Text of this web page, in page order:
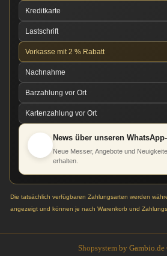
Kreditkarte
Lastschrift
Vorkasse mit 2 % Rabatt
Nachnahme
Barzahlung vor Ort
Kartenzahlung vor Ort
News über unseren
Neue Messer, Angebote und
erhalten.
Die tatsächlich verfügbaren Zahlungsarten werden
angezeigt und können je nach Warenkorb und
Shopsystem by